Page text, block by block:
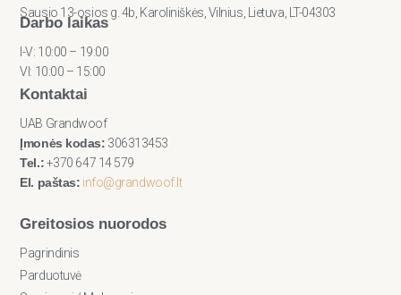
Sausio 13-osios g. 4b, Karoliniškės, Vilnius, Lietuva, LT-04303
Darbo laikas
I-V: 10:00 – 19:00
VI: 10:00 – 15:00
Kontaktai
UAB Grandwoof
Įmonės kodas: 306313453
Tel.:+370 647 14 579
El. paštas: info@grandwoof.lt
Greitosios nuorodos
Pagrindinis
Parduotuvė